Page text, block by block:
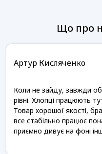
Що про
Артур Кисляченко
Коли не зайду, завжди
рівні. Хлопці працюють
Товар хорошої якості,
все стабільно працює
приємно дивує на фоні